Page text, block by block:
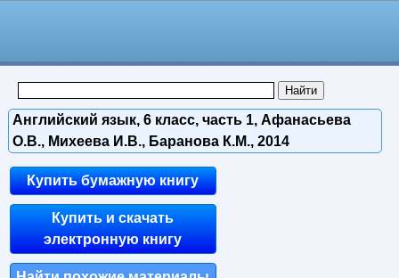
Английский язык, 6 класс, часть 1, Афанасьева
О.В., Михеева И.В., Баранова К.М., 2014
Купить бумажную книгу
Купить и скачать
электронную книгу